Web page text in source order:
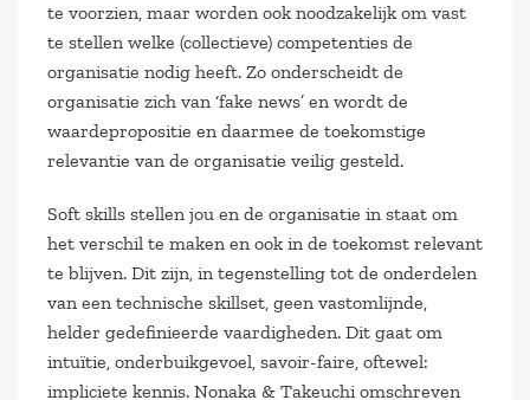
te voorzien, maar worden ook noodzakelijk om vast
te stellen welke (collectieve) competenties de
organisatie nodig heeft. Zo onderscheidt de
organisatie zich van ‘fake news’ en wordt de
waardepropositie en daarmee de toekomstige
relevantie van de organisatie veilig gesteld.
Soft skills stellen jou en de organisatie in staat om
het verschil te maken en ook in de toekomst relevant
te blijven. Dit zijn, in tegenstelling tot de onderdelen
van een technische skillset, geen vastomlijnde,
helder gedefinieerde vaardigheden. Dit gaat om
intuïtie, onderbuikgevoel, savoir-faire, oftewel:
impliciete kennis. Nonaka & Takeuchi omschreven